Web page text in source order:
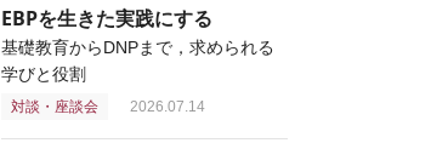
EBPを生きた実践にする
基礎教育からDNPまで，求められる
学びと役割
対談・座談会 2026.07.14